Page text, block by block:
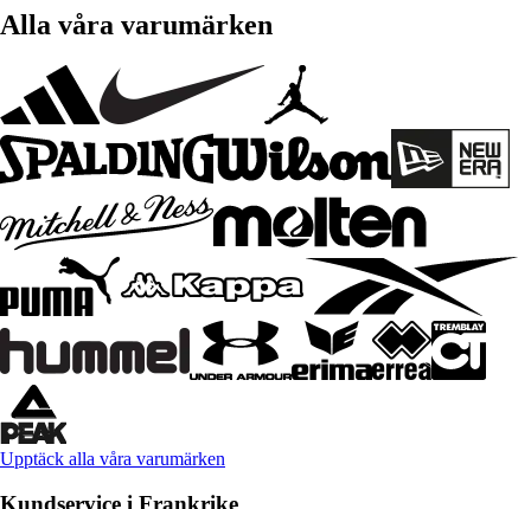
Alla våra varumärken
Upptäck alla våra varumärken